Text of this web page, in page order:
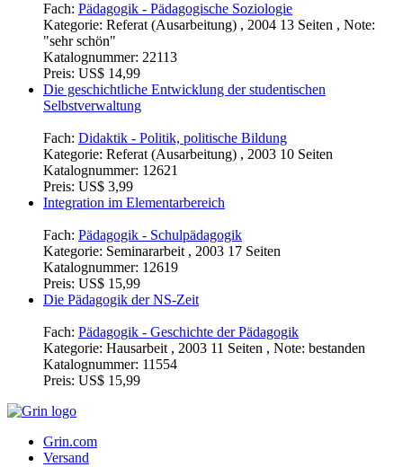
Fach: Pädagogik - Pädagogische Soziologie
Kategorie: Referat (Ausarbeitung) , 2004 13 Seiten , Note:
"sehr schön"
Katalognummer: 22113
Preis: US$ 14,99
Die geschichtliche Entwicklung der studentischen
Selbstverwaltung
Fach: Didaktik - Politik, politische Bildung
Kategorie: Referat (Ausarbeitung) , 2003 10 Seiten
Katalognummer: 12621
Preis: US$ 3,99
Integration im Elementarbereich
Fach: Pädagogik - Schulpädagogik
Kategorie: Seminararbeit , 2003 17 Seiten
Katalognummer: 12619
Preis: US$ 15,99
Die Pädagogik der NS-Zeit
Fach: Pädagogik - Geschichte der Pädagogik
Kategorie: Hausarbeit , 2003 11 Seiten , Note: bestanden
Katalognummer: 11554
Preis: US$ 15,99
Grin.com
Versand